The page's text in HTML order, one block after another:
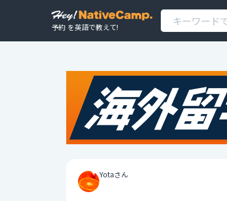
予約 を英語で教えて!
Yotaさん